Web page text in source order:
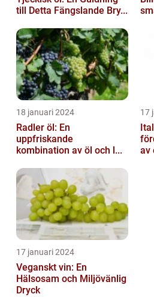
till Detta Fängslande Bry...
18 januari 2024
Radler öl: En
uppfriskande
kombination av öl och l...
17
av
17 januari 2024
Veganskt vin: En
Hälsosam och Miljövänlig
Dryck